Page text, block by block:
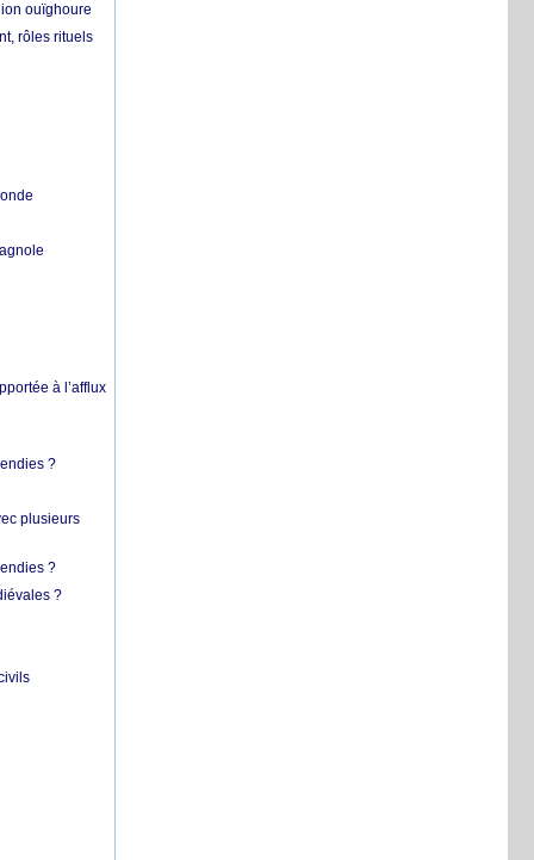
ouïghoure
rôles rituels
à l’afflux
?
plusieurs
?
?